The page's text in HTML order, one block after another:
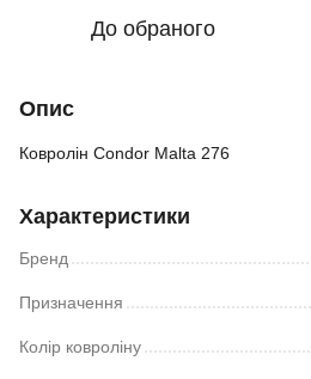
До обраного
Опис
Ковролін Condor Malta 276
Характеристики
Бренд
Призначення
Колір ковроліну